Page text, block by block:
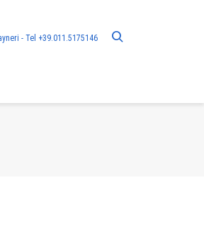
- Tel +39.011.5175146